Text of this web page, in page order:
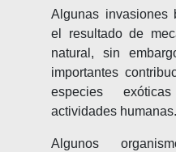
Algunas invasiones
el resultado de
natural, sin
importantes
especies
actividades humanas.
Algunos